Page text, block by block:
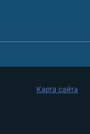
Карта сайта